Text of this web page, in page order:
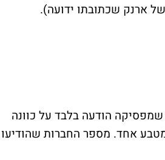
ארנק שכתובתו ידועה).
שמפסיקה הודעה בלבד על כוונה
אחד. מספר החברות שהודיעו